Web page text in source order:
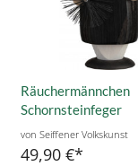
Räuchermännchen
Schornsteinfeger
von Seiffener Volkskunst
49,90 €